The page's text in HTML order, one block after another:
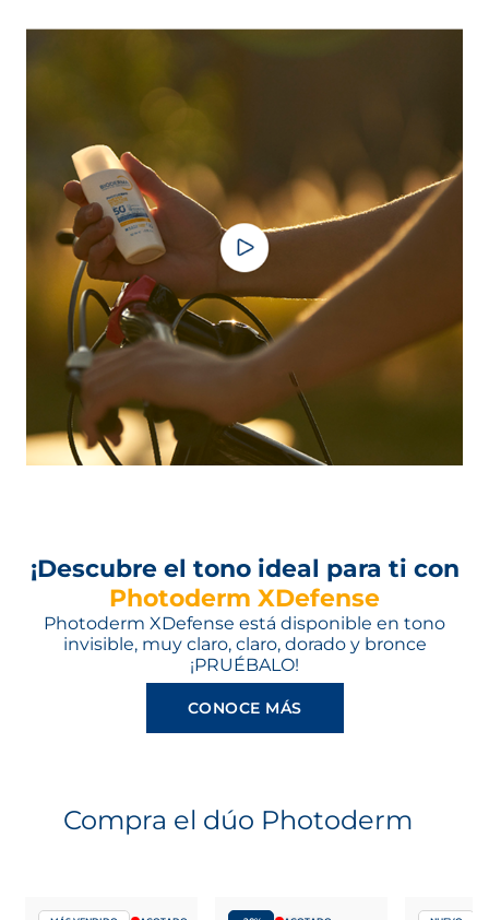
¡Descubre el tono ideal para ti con
Photoderm XDefense
Photoderm XDefense está disponible en tono
invisible, muy claro, claro, dorado y bronce
¡PRUÉBALO!
CONOCE MÁS
Compra el dúo Photoderm